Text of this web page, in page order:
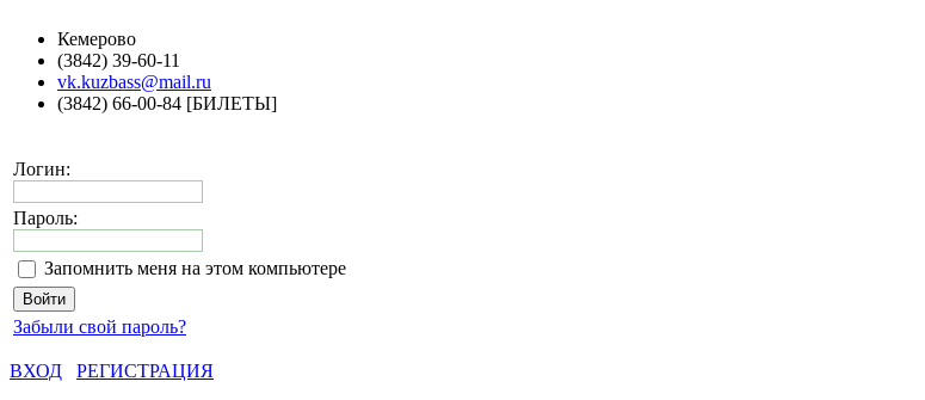
Кемерово
(3842) 39-60-11
vk.kuzbass@mail.ru
(3842) 66-00-84 [БИЛЕТЫ]
Логин:
Пароль:
Запомнить меня на этом компьютере
Забыли свой пароль?
ВХОД
РЕГИСТРАЦИЯ